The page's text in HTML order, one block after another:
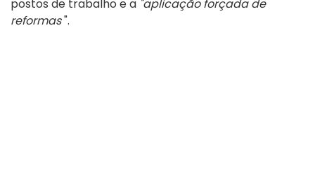
postos de trabalho e a "aplicação forçada de
reformas".